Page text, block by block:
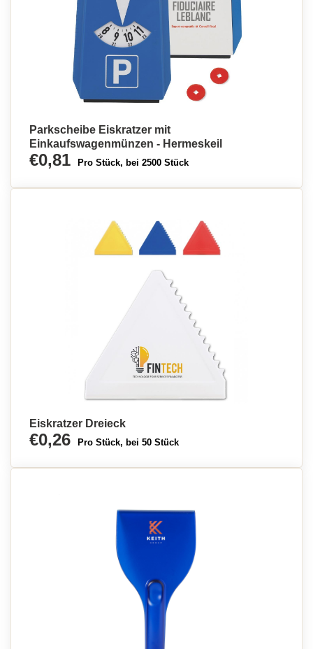
Parkscheibe Eiskratzer mit
Einkaufswagenmünzen - Hermeskeil
€0,81 Pro Stück, bei 2500 Stück
Eiskratzer Dreieck
€0,26 Pro Stück, bei 50 Stück